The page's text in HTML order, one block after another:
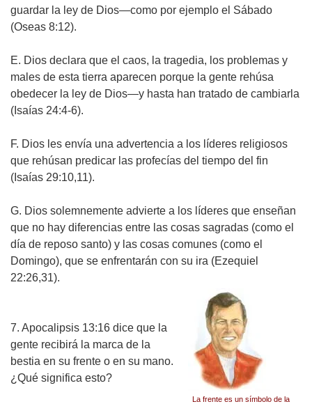
guardar la ley de Dios—como por ejemplo el Sábado
(Oseas 8:12).
E. Dios declara que el caos, la tragedia, los problemas y
males de esta tierra aparecen porque la gente rehúsa
obedecer la ley de Dios—y hasta han tratado de cambiarla
(Isaías 24:4-6).
F. Dios les envía una advertencia a los líderes religiosos
que rehúsan predicar las profecías del tiempo del fin
(Isaías 29:10,11).
G. Dios solemnemente advierte a los líderes que enseñan
que no hay diferencias entre las cosas sagradas (como el
día de reposo santo) y las cosas comunes (como el
Domingo), que se enfrentarán con su ira (Ezequiel
22:26,31).
La frente es un símbolo de la
7. Apocalipsis 13:16 dice que la
gente recibirá la marca de la
bestia en su frente o en su mano.
¿Qué significa esto?